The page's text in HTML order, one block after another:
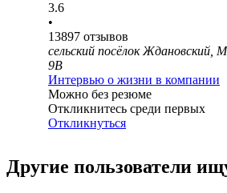
3.6
•
13897 отзывов
сельский посёлок Ждановский,
9В
Интервью о жизни в компании
Можно без резюме
Откликнитесь среди первых
Откликнуться
Другие пользователи